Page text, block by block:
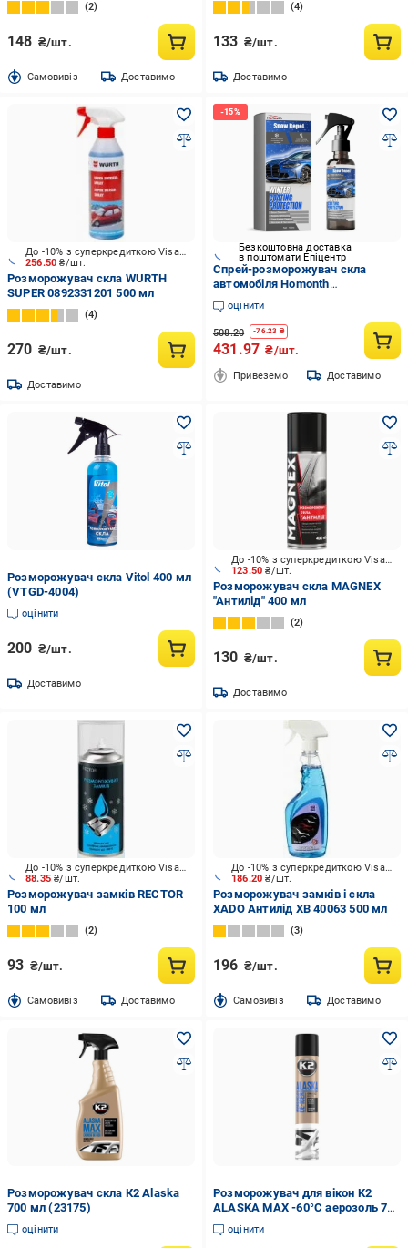
2
148 ₴/шт.
Cамовивіз Доставимо
4
133 ₴/шт.
Доставимо
256.50₴/шт.
До -10% з суперкредиткою Visa Вигода
Розморожувач скла WURTH
SUPER 0892331201 500 мл
4
270 ₴/шт.
Доставимо
Безкоштовна доставка
в поштомати Епіцентр
Спрей-розморожувач скла
автомобіля Homonth
антиобмерзання скла 100 мл
(3027513687)
оцінити
508.20 -76.23 ₴
431.97 ₴/шт.
Привеземо Доставимо
Розморожувач скла Vitol 400 мл
(VTGD-4004)
оцінити
200 ₴/шт.
Доставимо
123.50₴/шт.
До -10% з суперкредиткою Visa Вигода
Розморожувач скла MAGNEX
"Антилід" 400 мл
2
130 ₴/шт.
Доставимо
88.35₴/шт.
До -10% з суперкредиткою Visa Вигода
Розморожувач замків RECTOR
100 мл
2
93 ₴/шт.
Cамовивіз Доставимо
186.20₴/шт.
До -10% з суперкредиткою Visa Вигода
Розморожувач замків і скла
XADO Антилід XB 40063 500 мл
3
196 ₴/шт.
Cамовивіз Доставимо
Розморожувач скла К2 Alaska
700 мл (23175)
оцінити
Розморожувач для вікон K2
ALASKA MAX -60°C аерозоль 750
мл (K608)
оцінити